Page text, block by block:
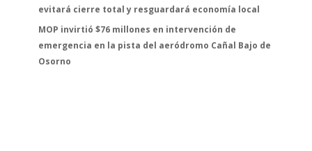
evitará cierre total y resguardará economía local
MOP invirtió $76 millones en intervención de
emergencia en la pista del aeródromo Cañal Bajo de
Osorno